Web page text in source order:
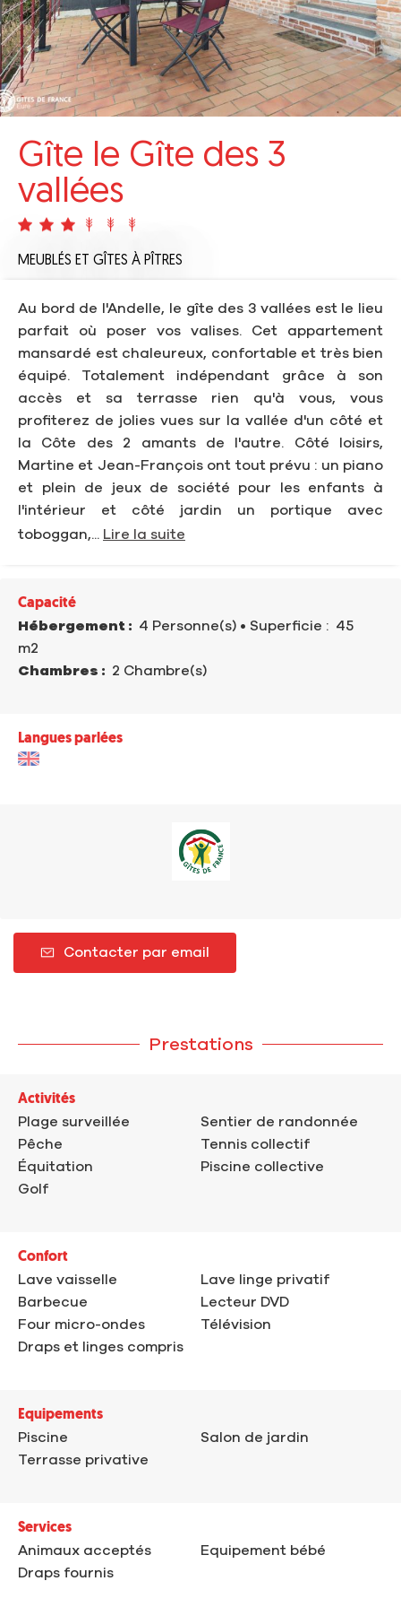
Gîte le Gîte des 3
vallées
MEUBLÉS ET GÎTES À PÎTRES
Au bord de l'Andelle, le gîte des 3 vallées est le lieu
parfait où poser vos valises. Cet appartement
mansardé est chaleureux, confortable et très bien
équipé. Totalement indépendant grâce à son
accès et sa terrasse rien qu'à vous, vous
profiterez de jolies vues sur la vallée d'un côté et
la Côte des 2 amants de l'autre. Côté loisirs,
Martine et Jean-François ont tout prévu : un piano
et plein de jeux de société pour les enfants à
l'intérieur et côté jardin un portique avec
toboggan,... Lire la suite
Capacité
Hébergement : 4 Personne(s) • Superficie : 45
m2
Chambres : 2 Chambre(s)
Langues parlées
Contacter par email
Prestations
Activités
Plage surveillée
Pêche
Équitation
Golf
Sentier de randonnée
Tennis collectif
Piscine collective
Confort
Lave vaisselle
Barbecue
Four micro-ondes
Draps et linges compris
Lave linge privatif
Lecteur DVD
Télévision
Equipements
Piscine
Terrasse privative
Salon de jardin
Services
Animaux acceptés
Draps fournis
Equipement bébé